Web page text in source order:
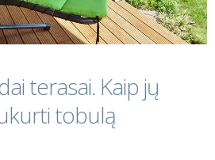
terasai. Kaip jų
tobulą